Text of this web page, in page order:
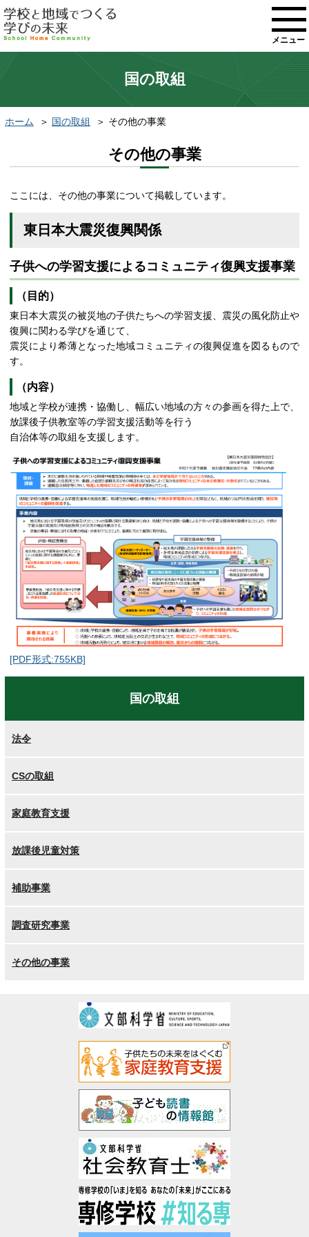
メニュー
国の取組
ホーム 国の取組 その他の事業
その他の事業
ここには、その他の事業について掲載しています。
東日本大震災復興関係
子供への学習支援によるコミュニティ復興支援事業
（目的）
東日本大震災の被災地の子供たちへの学習支援、震災の風化防止や
復興に関わる学びを通じて、
震災により希薄となった地域コミュニティの復興促進を図るもので
す。
（内容）
地域と学校が連携・協働し、幅広い地域の方々の参画を得た上で、
放課後子供教室等の学習支援活動等を行う
自治体等の取組を支援します。
[PDF形式:755KB]
国の取組
法令
CSの取組
家庭教育支援
放課後児童対策
補助事業
調査研究事業
その他の事業